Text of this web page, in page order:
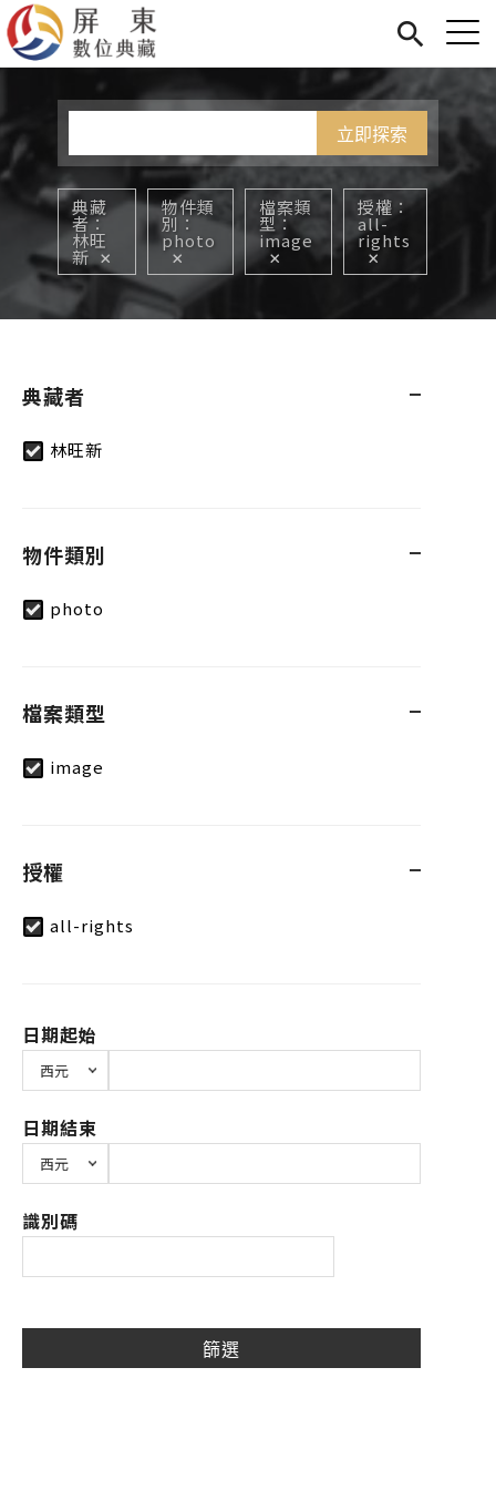
關於我們
Jump to Main content
您在這裡
典藏
者
林旺
新
物件類
別
photo
檔案類
型
image
授權
all-
rights
典藏者
林旺新
物件類別
photo
檔案類型
image
授權
all-rights
日期起始
日期結束
識別碼